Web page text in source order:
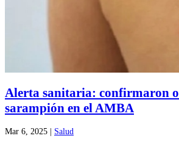
Alerta sanitaria: confirmaron
sarampión en el AMBA
Mar 6, 2025 | Salud